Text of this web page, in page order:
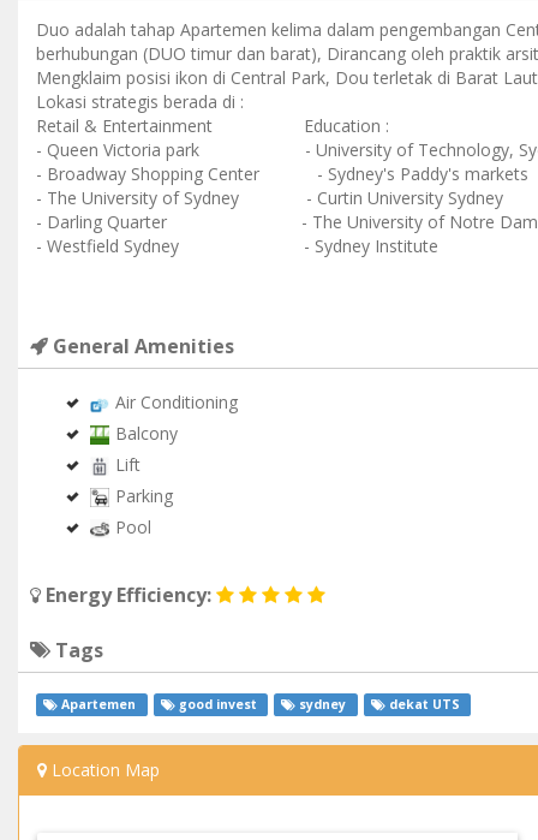
Duo adalah tahap Apartemen kelima dalam pengembangan
berhubungan (DUO timur dan barat), Dirancang oleh praktik
Mengklaim posisi ikon di Central Park, Dou terletak di Barat
Lokasi strategis berada di :
Retail & Entertainment Education :
- Queen Victoria park - University of Technology,
- Broadway Shopping Center - Sydney's Paddy's
- The University of Sydney - Curtin University Sydney
- Darling Quarter - The University of Notre
- Westfield Sydney - Sydney Institute
General Amenities
Air Conditioning
Balcony
Lift
Parking
Pool
Energy Efficiency:
Tags
Apartemen good invest sydney dekat UTS
Location Map